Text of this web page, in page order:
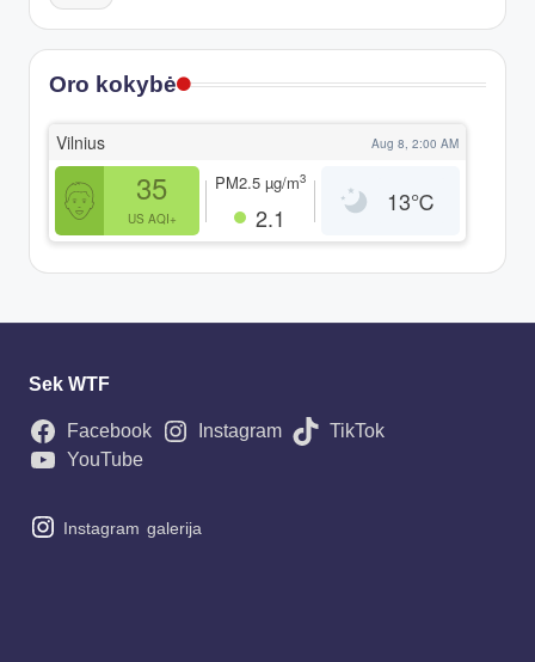
Oro kokybė
Vilnius Aug 8, 2:00 AM
35
US AQI+
PM2.5 µg/m3
2.1
13℃
Sek WTF
Facebook Instagram
TikTok
YouTube
Instagram galerija